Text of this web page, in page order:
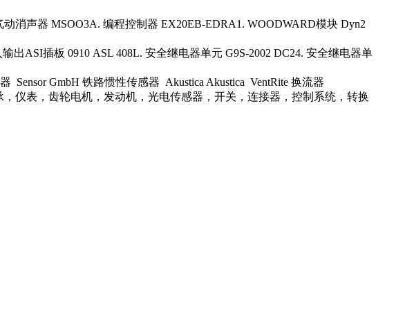
消声器 MSOO3A. 编程控制器 EX20EB-EDRA1. WOODWARD模块 Dyn2
出ASI插板 0910 ASL 408L. 安全继电器单元 G9S-2002 DC24. 安全继电器单
GmbH 铁路惯性传感器 Akustica Akustica VentRite 换流器
，仪表，齿轮电机，发动机，光电传感器，开关，连接器，控制系统，转换